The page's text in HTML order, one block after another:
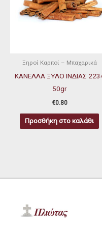
Ξηροί Καρποί – Μπαχαρικά
ΚΑΝΕΛΛΑ ΞΥΛΟ ΙΝΔΙΑΣ
50gr
€0.80
Προσθήκη στο καλάθι